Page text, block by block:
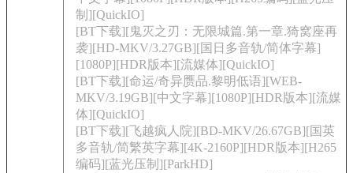
制][QuickIO]
[BT下载][鬼灭之刃：无限城篇.第一章.猗窝座再
袭][HD-MKV/3.27GB][国日多音轨/简体字幕]
[1080P][HDR版本][流媒体][QuickIO]
[BT下载][命运/奇异赝品.黎明低语][WEB-
MKV/3.19GB][中文字幕][1080P][HDR版本][流媒
体][QuickIO]
[BT下载][飞越疯人院][BD-MKV/26.67GB][国英
多音轨/简繁英字幕][4K-2160P][HDR版本][H265
编码][蓝光压制][ParkHD]